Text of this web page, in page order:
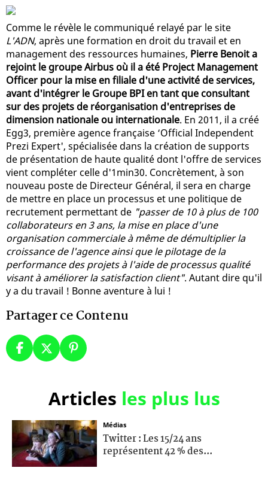
Comme le révèle le communiqué relayé par le site
L'ADN, après une formation en droit du travail et en
management des ressources humaines, Pierre Benoit a
rejoint le groupe Airbus où il a été Project Management
Officer pour la mise en filiale d'une activité de services,
avant d'intégrer le Groupe BPI en tant que consultant
sur des projets de réorganisation d'entreprises de
dimension nationale ou internationale. En 2011, il a créé
Egg3, première agence française ‘Official Independent
Prezi Expert', spécialisée dans la création de supports
de présentation de haute qualité dont l'offre de services
vient compléter celle d'1min30. Concrètement, à son
nouveau poste de Directeur Général, il sera en charge
de mettre en place un processus et une politique de
recrutement permettant de "passer de 10 à plus de 100
collaborateurs en 3 ans, la mise en place d'une
organisation commerciale à même de démultiplier la
croissance de l'agence ainsi que le pilotage de la
performance des projets à l'aide de processus qualité
visant à améliorer la satisfaction client". Autant dire qu'il
y a du travail ! Bonne aventure à lui !
Partager ce Contenu
Articles les plus lus
Médias
Twitter : Les 15/24 ans
représentent 42 % des...